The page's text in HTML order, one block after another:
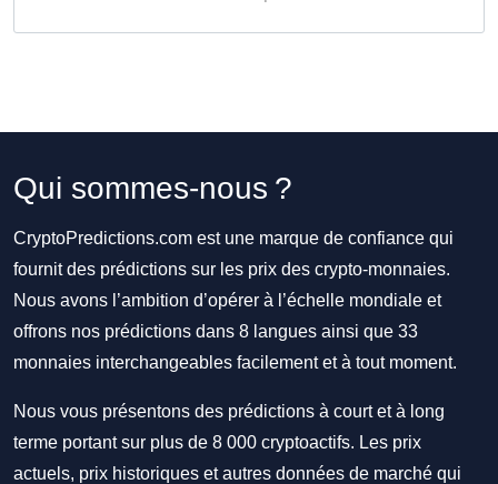
Qui sommes-nous ?
CryptoPredictions.com est une marque de confiance qui
fournit des prédictions sur les prix des crypto-monnaies.
Nous avons l’ambition d’opérer à l’échelle mondiale et
offrons nos prédictions dans 8 langues ainsi que 33
monnaies interchangeables facilement et à tout moment.
Nous vous présentons des prédictions à court et à long
terme portant sur plus de 8 000 cryptoactifs. Les prix
actuels, prix historiques et autres données de marché qui